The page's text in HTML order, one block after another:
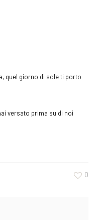
quel giorno di sole ti porto
versato prima su di noi
0